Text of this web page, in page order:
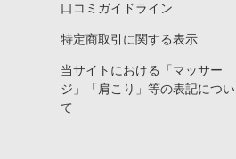
口コミガイドライン
特定商取引に関する表示
当サイトにおける「マッサー
ジ」「肩こり」等の表記につい
て